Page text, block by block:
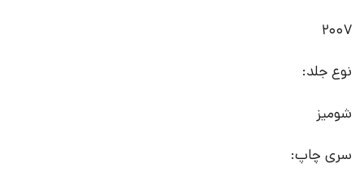
2007
نوع جلد:
شومیز
سری چاپ: